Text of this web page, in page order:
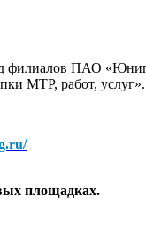
филиалов ПАО
МТР, работ, услуг».
площадках.